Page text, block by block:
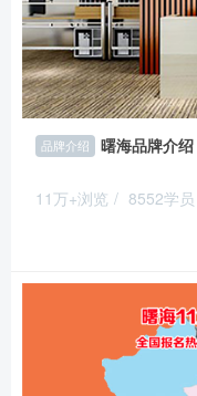
品牌介绍 曙海品牌介绍
11万+浏览 / 8552学员